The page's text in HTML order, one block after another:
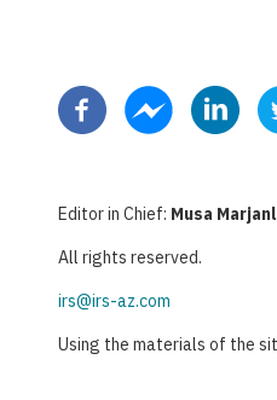
页
Editor in Chief: Musa
All rights reserved.
irs@irs-az.com
Using the materials of the